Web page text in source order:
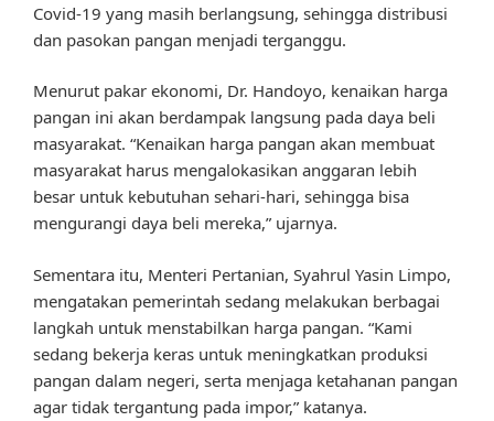
Covid-19 yang masih berlangsung, sehingga distribusi
dan pasokan pangan menjadi terganggu.
Menurut pakar ekonomi, Dr. Handoyo, kenaikan harga
pangan ini akan berdampak langsung pada daya beli
masyarakat. “Kenaikan harga pangan akan membuat
masyarakat harus mengalokasikan anggaran lebih
besar untuk kebutuhan sehari-hari, sehingga bisa
mengurangi daya beli mereka,” ujarnya.
Sementara itu, Menteri Pertanian, Syahrul Yasin Limpo,
mengatakan pemerintah sedang melakukan berbagai
langkah untuk menstabilkan harga pangan. “Kami
sedang bekerja keras untuk meningkatkan produksi
pangan dalam negeri, serta menjaga ketahanan pangan
agar tidak tergantung pada impor,” katanya.